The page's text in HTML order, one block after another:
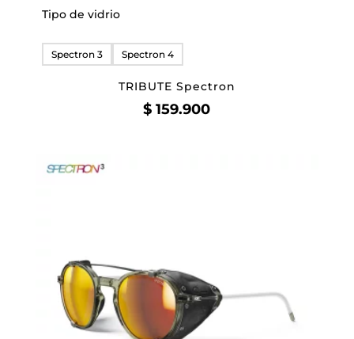
Tipo de vidrio
Spectron 3 Spectron 4
TRIBUTE Spectron
$ 159.900